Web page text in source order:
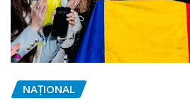
NAŢIONAL